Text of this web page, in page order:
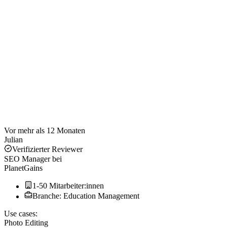
Vor mehr als 12 Monaten
Julian
Verifizierter Reviewer
SEO Managerbei
PlanetGains
1-50 Mitarbeiter:innen
Branche: Education Management
Use cases:
Photo Editing